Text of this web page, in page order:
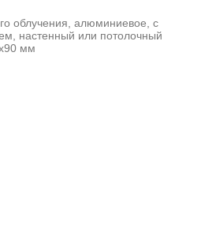
облучения, алюминиевое, с
настенный или потолочный
мм